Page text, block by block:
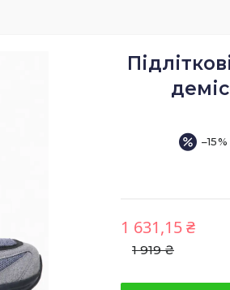
–15%
1 919 ₴
1 631,15 ₴